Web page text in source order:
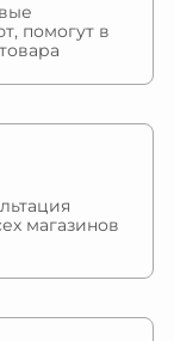
помогут в
магазинов